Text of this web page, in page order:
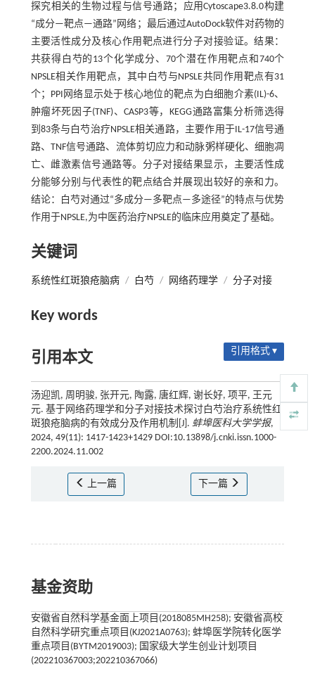
探究相关的生物过程与信号通路；应用Cytoscape3.8.0构建
“成分—靶点—通路”网络；最后通过AutoDock软件对药物的
主要活性成分及核心作用靶点进行分子对接验证。结果：
共获得白芍的13个化学成分、70个潜在作用靶点和740个
NPSLE相关作用靶点，其中白芍与NPSLE共同作用靶点有31
个；PPI网络显示处于核心地位的靶点为白细胞介素(IL)-6、
肿瘤坏死因子(TNF)、CASP3等，KEGG通路富集分析筛选得
到83条与白芍治疗NPSLE相关通路，主要作用于IL-17信号通
路、TNF信号通路、流体剪切应力和动脉粥样硬化、细胞凋
亡、雌激素信号通路等。分子对接结果显示，主要活性成
分能够分别与代表性的靶点结合并展现出较好的亲和力。
结论：白芍对通过“多成分—多靶点—多途径”的特点与优势
作用于NPSLE,为中医药治疗NPSLE的临床应用奠定了基础。
关键词
系统性红斑狼疮脑病 / 白芍 / 网络药理学 / 分子对接
Key words
引用本文 引用格式 ▾
汤迎凯, 周明骏, 张开元, 陶露, 唐红辉, 谢长好, 项平, 王元
元. 基于网络药理学和分子对接技术探讨白芍治疗系统性红
斑狼疮脑病的有效成分及作用机制[J]. 蚌埠医科大学学报,
2024, 49(11): 1417-1423+1429 DOI:10.13898/j.cnki.issn.1000-
2200.2024.11.002
上一篇 下一篇
基金资助
安徽省自然科学基金面上项目(2018085MH258); 安徽省高校
自然科学研究重点项目(KJ2021A0763); 蚌埠医学院转化医学
重点项目(BYTM2019003); 国家级大学生创业计划项目
(202210367003;202210367066)